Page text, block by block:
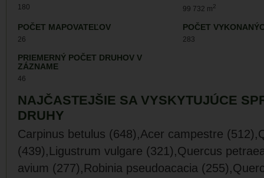
180 99 732 m2
POČET MAPOVATEĽOV
26
POČET
283
PRIEMERNÝ POČET DRUHOV V
ZÁZNAME
46
NAJČASTEJŠIE SA VYSKYTUJÚCE
DRUHY
Carpinus betulus (648),Acer campestre
(439),Ligustrum vulgare (321),Quercus
avium (277),Robinia pseudoacacia